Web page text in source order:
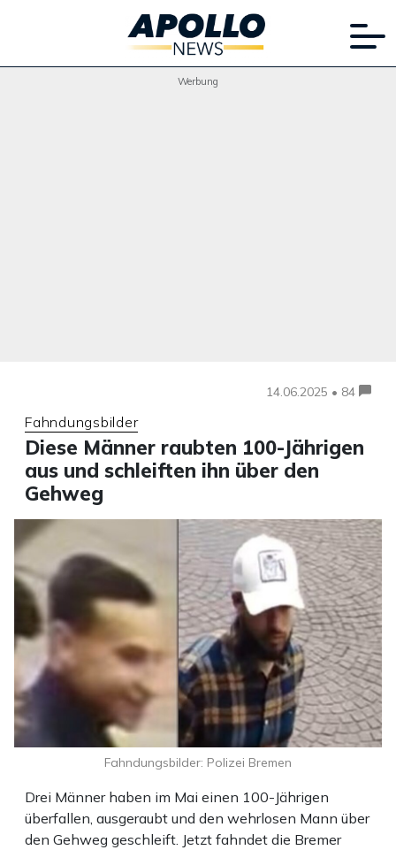
Werbung
14.06.2025 • 84
Fahndungsbilder
Diese Männer raubten 100-Jährigen
aus und schleiften ihn über den
Gehweg
Drei Männer haben im Mai einen 100-Jährigen
überfallen, ausgeraubt und den wehrlosen Mann über
den Gehweg geschleift. Jetzt fahndet die Bremer
Fahndungsbilder: Polizei Bremen